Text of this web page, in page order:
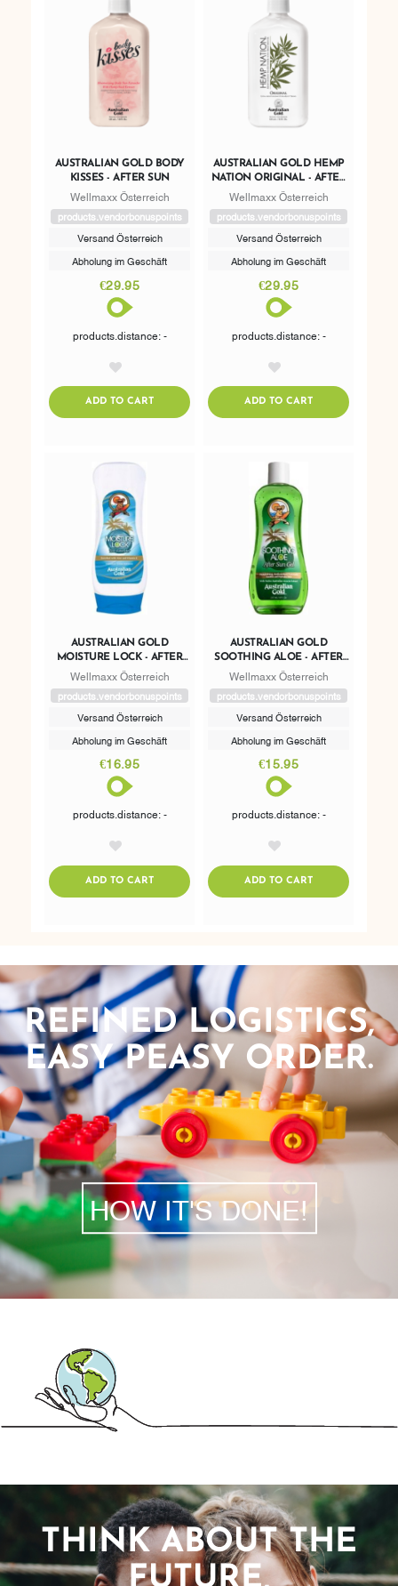
AUSTRALIAN GOLD BODY
KISSES - AFTER SUN
Wellmaxx Österreich
products.vendorbonuspoints
Versand Österreich
Abholung im Geschäft
€29.95
products.distance: -
ADD TO CARTADDTOCART
AUSTRALIAN GOLD HEMP
NATION ORIGINAL - AFTER
SUN
Wellmaxx Österreich
products.vendorbonuspoints
Versand Österreich
Abholung im Geschäft
€29.95
products.distance: -
ADD TO CARTADDTOCART
AUSTRALIAN GOLD
MOISTURE LOCK - AFTER
SUN
Wellmaxx Österreich
products.vendorbonuspoints
Versand Österreich
Abholung im Geschäft
€16.95
products.distance: -
ADD TO CARTADDTOCART
AUSTRALIAN GOLD
SOOTHING ALOE - AFTER
SUN GEL
Wellmaxx Österreich
products.vendorbonuspoints
Versand Österreich
Abholung im Geschäft
€15.95
products.distance: -
ADD TO CARTADDTOCART
REFINED LOGISTICS,
EASY PEASY ORDER.
HOW IT'S DONE!
THINK ABOUT THE